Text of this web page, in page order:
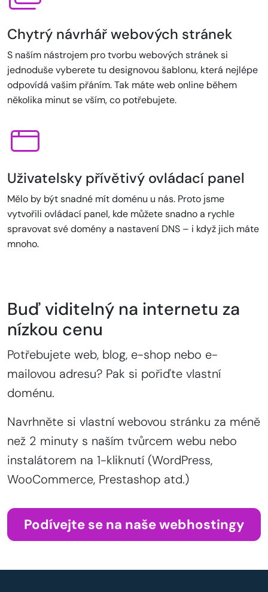
Chytrý návrhář webových stránek
S naším nástrojem pro tvorbu webových stránek si
jednoduše vyberete tu designovou šablonu, která nejlépe
odpovídá vašim přáním. Tak máte web online během
několika minut se vším, co potřebujete.
Uživatelsky přívětivý ovládací panel
Mělo by být snadné mít doménu u nás. Proto jsme
vytvořili ovládací panel, kde můžete snadno a rychle
spravovat své domény a nastavení DNS – i když jich máte
mnoho.
Buď viditelný na internetu za
nízkou cenu
Potřebujete web, blog, e-shop nebo e-
mailovou adresu? Pak si pořiďte vlastní
doménu.
Navrhněte si vlastní webovou stránku za méně
než 2 minuty s naším tvůrcem webu nebo
instalátorem na 1-kliknutí (WordPress,
WooCommerce, Prestashop atd.)
Podívejte se na naše webhostingy